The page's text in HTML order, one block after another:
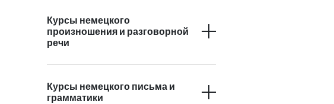
Курсы немецкого
произношения и разговорной
речи
Курсы немецкого письма и
грамматики